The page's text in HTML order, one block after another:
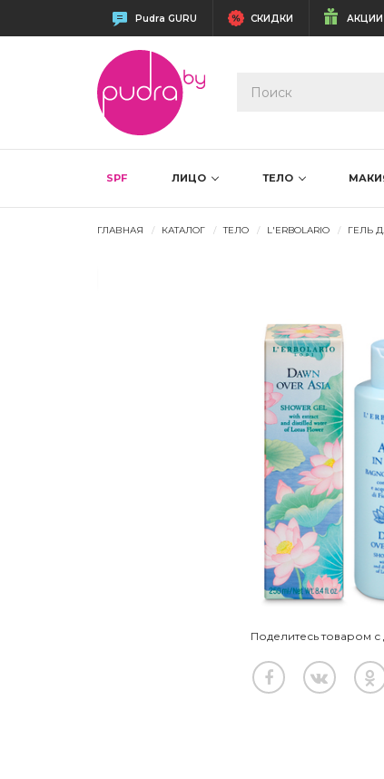
Pudra GURU СКИДКИ АКЦИИ
SPF ЛИЦО ТЕЛО
ГЛАВНАЯ КАТАЛОГ ТЕЛО L'ERBOLARIO ГЕЛЬ
Поделитесь товаром с